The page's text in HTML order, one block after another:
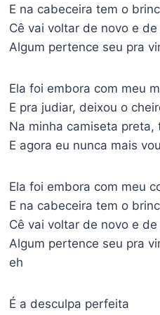
E na cabeceira tem o
Cê vai voltar de novo e
Algum pertence seu pra
Ela foi embora com meu
E pra judiar, deixou o
Na minha camiseta
E agora eu nunca mais
Ela foi embora com meu
E na cabeceira tem o
Cê vai voltar de novo e
Algum pertence seu pra
eh
É a desculpa perfeita